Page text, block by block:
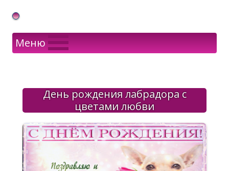
Gif Открытки в подарок
Меню
День рождения лабрадора с
цветами любви